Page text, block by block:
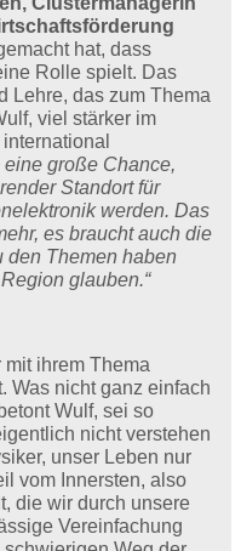
hat, dass
Rolle spielt. Das
Lehre, das zum Thema
viel stärker im
eine große Chance,
Standort für
werden. Das
es braucht auch die
den Themen haben
glauben.“
ihrem Thema
Was nicht ganz einfach
Wulf, sei so
nicht verstehen
unser Leben nur
vom Innersten, also
die wir durch unsere
Vereinfachung